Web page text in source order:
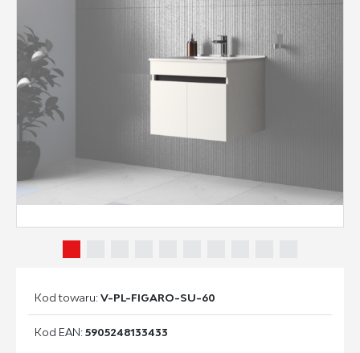
Kod towaru:V-PL-FIGARO-SU-60
Kod EAN:5905248133433